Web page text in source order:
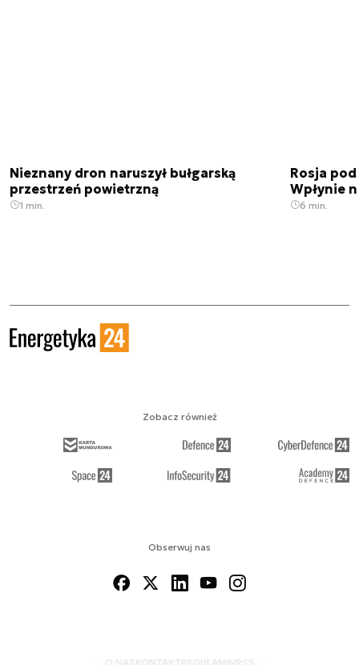
Nieznany dron naruszył bułgarską
przestrzeń powietrzną
1 min.
Rosja
Wpłynie
6 min.
Obserwuj nas
O NAS KONTAKTREGULAMINRSS
Zobacz również